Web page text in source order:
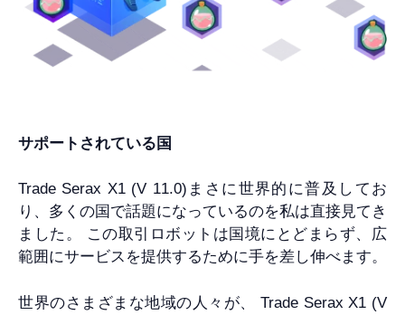
サポートされている国
Trade Serax X1 (V 11.0)まさに世界的に普及してお
り、多くの国で話題になっているのを私は直接見てき
ました。 この取引ロボットは国境にとどまらず、広
範囲にサービスを提供するために手を差し伸べます。
世界のさまざまな地域の人々が、 Trade Serax X1 (V